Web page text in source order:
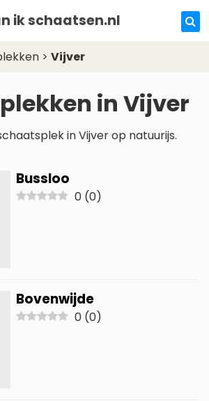
ik schaatsen.nl
>Vijver
in Vijver
in Vijver op natuurijs.
Bussloo
0 (0)
Bovenwijde
0 (0)